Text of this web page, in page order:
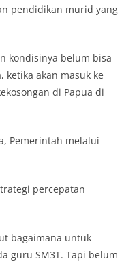
pendidikan murid yang
kondisinya belum bisa
ketika akan masuk ke
di Papua di
Pemerintah melalui
percepatan
bagaimana untuk
guru SM3T. Tapi belum